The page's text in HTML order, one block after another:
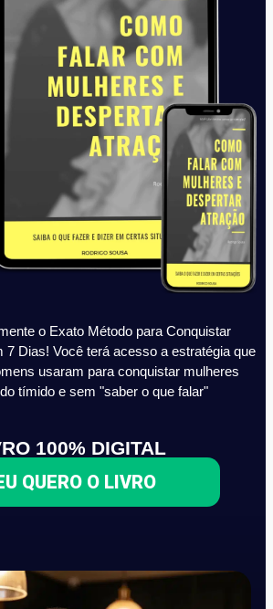
o Exato Método para Conquistar
7 Dias! Você terá acesso a estratégia que
usaram para conquistar mulheres
tímido e sem "saber o que falar"
100% DIGITAL
QUERO O LIVRO